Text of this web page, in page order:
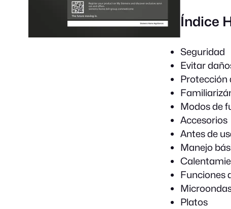
Índice
Seguridad
Evitar
Protección
Modos de
Accesorios
Antes de
Manejo
Funciones
Platos